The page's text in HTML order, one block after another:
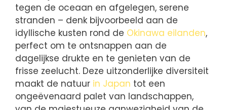
tegen de oceaan en afgelegen, serene
stranden – denk bijvoorbeeld aan de
idyllische kusten rond de Okinawa eilanden,
perfect om te ontsnappen aan de
dagelijkse drukte en te genieten van de
frisse zeelucht. Deze uitzonderlijke diversiteit
maakt de natuur in Japan tot een
ongeëvenaard palet van landschappen,